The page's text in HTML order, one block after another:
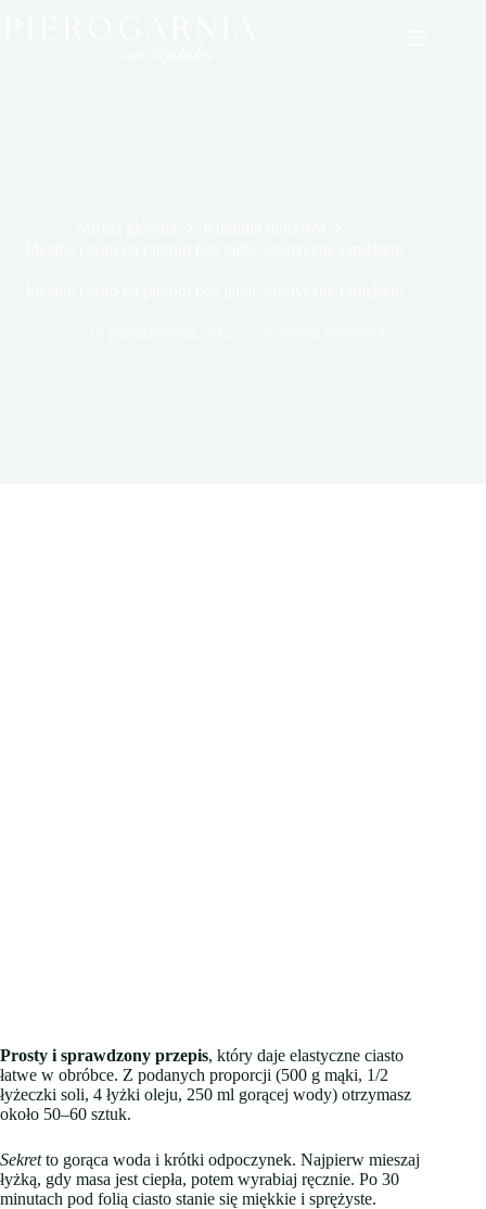
Prosty i sprawdzony przepis, który daje elastyczne ciasto
łatwe w obróbce. Z podanych proporcji (500 g mąki, 1/2
łyżeczki soli, 4 łyżki oleju, 250 ml gorącej wody) otrzymasz
około 50–60 sztuk.
Sekretto gorąca woda i krótki odpoczynek. Najpierw mieszaj
łyżką, gdy masa jest ciepła, potem wyrabiaj ręcznie. Po 30
minutach pod folią ciasto stanie się miękkie i sprężyste.